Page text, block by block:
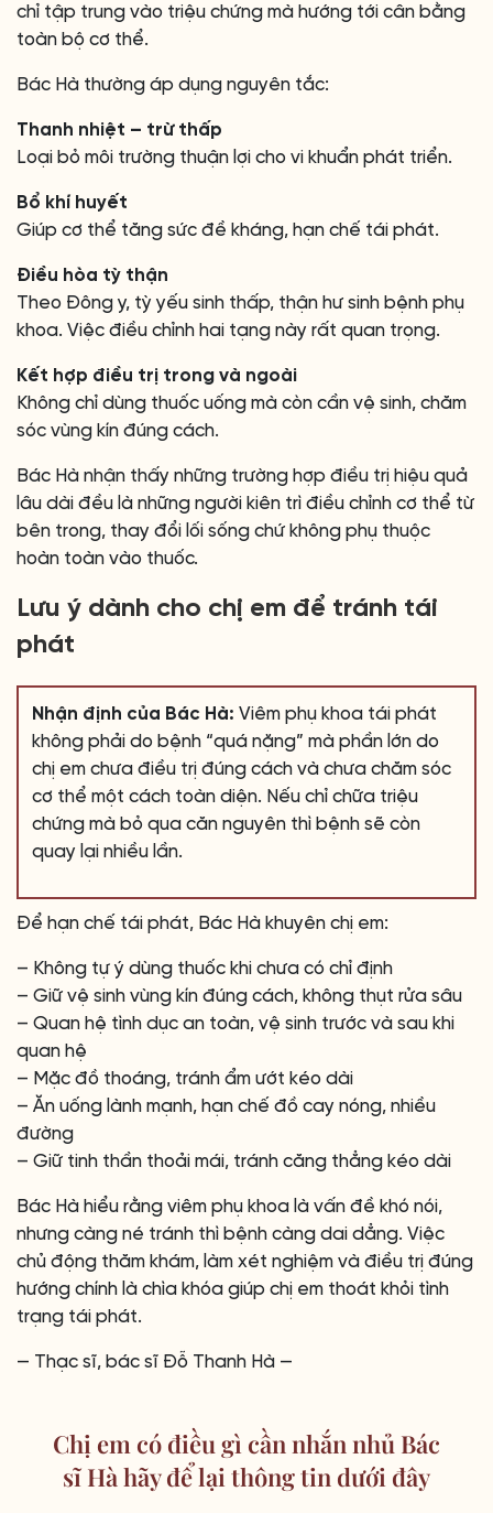
chỉ tập trung vào triệu chứng mà hướng tới cân bằng
toàn bộ cơ thể.
Bác Hà thường áp dụng nguyên tắc:
Thanh nhiệt – trừ thấp
Loại bỏ môi trường thuận lợi cho vi khuẩn phát triển.
Bổ khí huyết
Giúp cơ thể tăng sức đề kháng, hạn chế tái phát.
Điều hòa tỳ thận
Theo Đông y, tỳ yếu sinh thấp, thận hư sinh bệnh phụ
khoa. Việc điều chỉnh hai tạng này rất quan trọng.
Kết hợp điều trị trong và ngoài
Không chỉ dùng thuốc uống mà còn cần vệ sinh, chăm
sóc vùng kín đúng cách.
Bác Hà nhận thấy những trường hợp điều trị hiệu quả
lâu dài đều là những người kiên trì điều chỉnh cơ thể từ
bên trong, thay đổi lối sống chứ không phụ thuộc
hoàn toàn vào thuốc.
Lưu ý dành cho chị em để tránh tái
phát
Nhận định của Bác Hà: Viêm phụ khoa tái phát
không phải do bệnh “quá nặng” mà phần lớn do
chị em chưa điều trị đúng cách và chưa chăm sóc
cơ thể một cách toàn diện. Nếu chỉ chữa triệu
chứng mà bỏ qua căn nguyên thì bệnh sẽ còn
quay lại nhiều lần.
Để hạn chế tái phát, Bác Hà khuyên chị em:
– Không tự ý dùng thuốc khi chưa có chỉ định
– Giữ vệ sinh vùng kín đúng cách, không thụt rửa sâu
– Quan hệ tình dục an toàn, vệ sinh trước và sau khi
quan hệ
– Mặc đồ thoáng, tránh ẩm ướt kéo dài
– Ăn uống lành mạnh, hạn chế đồ cay nóng, nhiều
đường
– Giữ tinh thần thoải mái, tránh căng thẳng kéo dài
Bác Hà hiểu rằng viêm phụ khoa là vấn đề khó nói,
nhưng càng né tránh thì bệnh càng dai dẳng. Việc
chủ động thăm khám, làm xét nghiệm và điều trị đúng
hướng chính là chìa khóa giúp chị em thoát khỏi tình
trạng tái phát.
— Thạc sĩ, bác sĩ Đỗ Thanh Hà —
Chị em có điều gì cần nhắn nhủ Bác
sĩ Hà hãy để lại thông tin dưới đây